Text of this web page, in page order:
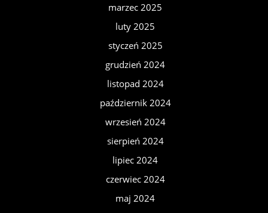
marzec 2025
luty 2025
styczeń 2025
grudzień 2024
listopad 2024
październik 2024
wrzesień 2024
sierpień 2024
lipiec 2024
czerwiec 2024
maj 2024